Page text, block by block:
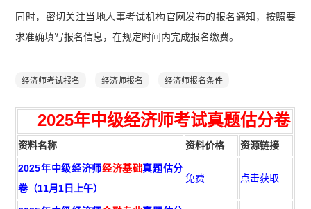
同时，密切关注当地人事考试机构官网发布的报名通知，按照要
求准确填写报名信息，在规定时间内完成报名缴费。
经济师考试报名 经济师报名 经济师报名条件
2025年中级经济师考试真题估分卷
资料名称 资料价格 资源链接
2025年中级经济师经济基础真题估分
卷（11月1日上午）
免费 点击获取